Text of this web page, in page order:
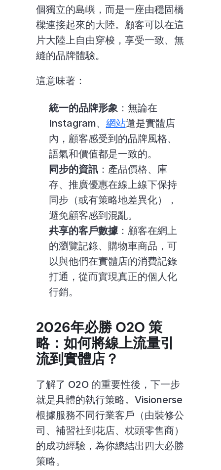
個獨立的島嶼，而是一座由穩固橋
樑連接起來的大陸。顧客可以在這
片大陸上自由穿梭，享受一致、無
縫的品牌體驗。
這意味著：
統一的品牌形象：無論在
Instagram、 網站還是實體店
內，顧客感受到的品牌風格、
語氣和價值都是一致的。
同步的資訊：產品價格、庫
存、推廣優惠在線上線下保持
同步（或有策略地差異化），
避免顧客感到混亂。
共享的客戶數據：顧客在網上
的瀏覽記錄、購物車商品，可
以與他們在實體店的消費記錄
打通，從而實現真正的個人化
行銷。
2026年必勝 O2O 策
略：如何將線上流量引
流到實體店？
了解了 O2O 的重要性後，下一步
就是具體的執行策略。Visionerse
根據服務不同行業客戶（由裝修公
司、補習社到花店、枕頭零售商）
的成功經驗，為你總結出四大必勝
策略。